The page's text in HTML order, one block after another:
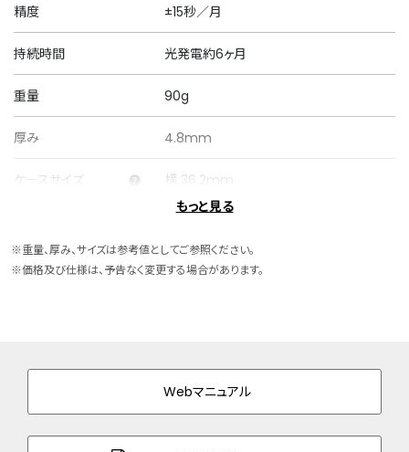
精度 ±15秒／月
持続時間 光発電約6ヶ月
重量 90g
厚み 4.8mm
ケースサイズ 横 36.2mm
バンド素材・タイプ
ステンレス
バンド調整可能サイ
150～194mm
ガラス サファイアガラス
もっと見る
※重量、厚み、サイズは参考値としてご参照ください。
※価格及び仕様は、予告なく変更する場合があります。
Webマニュアル